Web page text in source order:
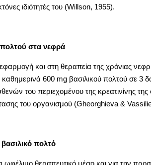
ιδιότητές του (Willson, 1955).
πολτού στα νεφρά
και στη θεραπεία της χρόνιας
καθημερινά 600 mg βασιλικού πολτού σε 3
του περιεχομένου της κρεατινίνης της
του οργανισμού (Gheorghieva &
πολτό
ωφέλιμο θεραπευτικό μέσο και για την